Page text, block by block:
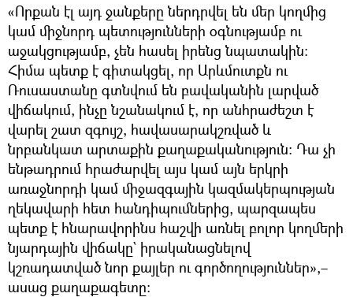
«Որքան էլ այդ ջանքերը ներդրվել են մեր կողմից
կամ միջնորդ պետությունների օգնությամբ ու
աջակցությամբ, չեն հասել իրենց նպատակին։
Հիմա պետք է գիտակցել, որ Արևմուտքն ու
Ռուսաստանը գտնվում են բավականին լարված
վիճակում, ինչը նշանակում է, որ անհրաժեշտ է
վարել շատ զգույշ, հավասարակշռված և
նրբանկատ արտաքին քաղաքականություն։ Դա չի
ենթադրում հրաժարվել այս կամ այն երկրի
առաջնորդի կամ միջազգային կազմակերպության
ղեկավարի հետ հանդիպումներից, պարզապես
պետք է հնարավորինս հաշվի առնել բոլոր կողմերի
նյարդային վիճակը` իրականացնելով
կշռադատված նոր քայլեր ու գործողություններ»,–
ասաց քաղաքագետը։